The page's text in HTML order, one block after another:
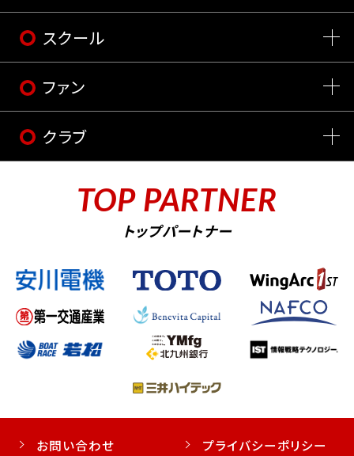
スクール
ファン
クラブ
TOP PARTNER
トップパートナー
お問い合わせ プライバシーポリシー